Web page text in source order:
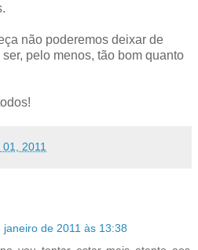
não poderemos deixar de
pelo menos, tão bom quanto
2011
janeiro de 2011 às 13:38